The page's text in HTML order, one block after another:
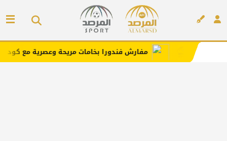
مفارش فندورا بخامات مريحة وعصرية مع كود خصم(FUN) اضغط